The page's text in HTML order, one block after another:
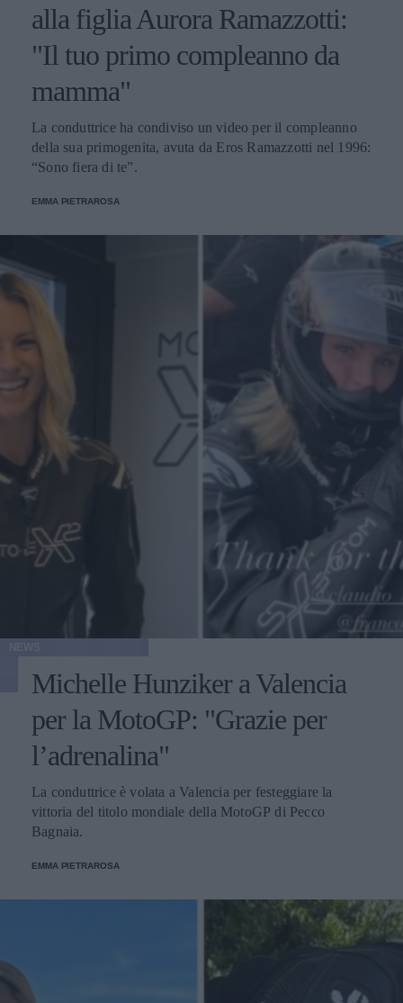
alla figlia Aurora Ramazzotti:
"Il tuo primo compleanno da
mamma"
La conduttrice ha condiviso un video per il compleanno
della sua primogenita, avuta da Eros Ramazzotti nel 1996:
“Sono fiera di te”.
EMMA PIETRAROSA
Michelle Hunziker a Valencia
per la MotoGP: "Grazie per
l’adrenalina"
La conduttrice è volata a Valencia per festeggiare la
vittoria del titolo mondiale della MotoGP di Pecco
Bagnaia.
EMMA PIETRAROSA